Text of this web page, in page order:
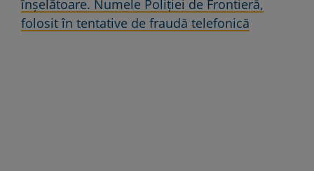
înșelătoare. Numele Poliției de Frontieră,
folosit în tentative de fraudă telefonică